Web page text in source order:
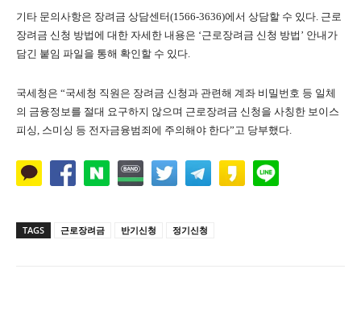
기타 문의사항은 장려금 상담센터(1566-3636)에서 상담할 수 있다. 근로
장려금 신청 방법에 대한 자세한 내용은 ‘근로장려금 신청 방법’ 안내가
담긴 붙임 파일을 통해 확인할 수 있다.
국세청은 “국세청 직원은 장려금 신청과 관련해 계좌 비밀번호 등 일체
의 금융정보를 절대 요구하지 않으며 근로장려금 신청을 사칭한 보이스
피싱, 스미싱 등 전자금융범죄에 주의해야 한다”고 당부했다.
TAGS 근로장려금 반기신청 정기신청